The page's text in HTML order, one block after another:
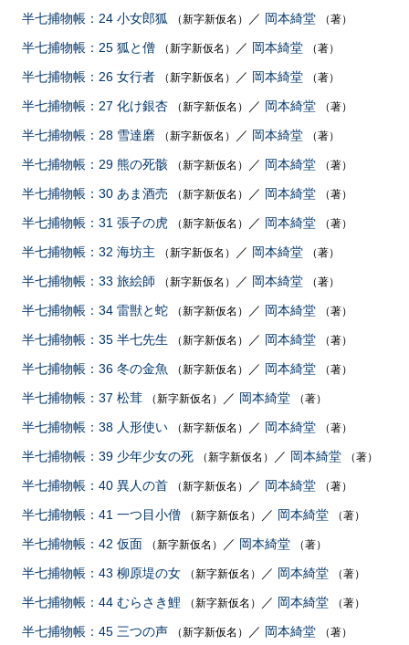
半七捕物帳：24 小女郎狐 （新字新仮名） ／ 岡本綺堂 （著）
半七捕物帳：25 狐と僧 （新字新仮名） ／ 岡本綺堂 （著）
半七捕物帳：26 女行者 （新字新仮名） ／ 岡本綺堂 （著）
半七捕物帳：27 化け銀杏 （新字新仮名） ／ 岡本綺堂 （著）
半七捕物帳：28 雪達磨 （新字新仮名） ／ 岡本綺堂 （著）
半七捕物帳：29 熊の死骸 （新字新仮名） ／ 岡本綺堂 （著）
半七捕物帳：30 あま酒売 （新字新仮名） ／ 岡本綺堂 （著）
半七捕物帳：31 張子の虎 （新字新仮名） ／ 岡本綺堂 （著）
半七捕物帳：32 海坊主 （新字新仮名） ／ 岡本綺堂 （著）
半七捕物帳：33 旅絵師 （新字新仮名） ／ 岡本綺堂 （著）
半七捕物帳：34 雷獣と蛇 （新字新仮名） ／ 岡本綺堂 （著）
半七捕物帳：35 半七先生 （新字新仮名） ／ 岡本綺堂 （著）
半七捕物帳：36 冬の金魚 （新字新仮名） ／ 岡本綺堂 （著）
半七捕物帳：37 松茸 （新字新仮名） ／ 岡本綺堂 （著）
半七捕物帳：38 人形使い （新字新仮名） ／ 岡本綺堂 （著）
半七捕物帳：39 少年少女の死 （新字新仮名） ／ 岡本綺堂 （著）
半七捕物帳：40 異人の首 （新字新仮名） ／ 岡本綺堂 （著）
半七捕物帳：41 一つ目小僧 （新字新仮名） ／ 岡本綺堂 （著）
半七捕物帳：42 仮面 （新字新仮名） ／ 岡本綺堂 （著）
半七捕物帳：43 柳原堤の女 （新字新仮名） ／ 岡本綺堂 （著）
半七捕物帳：44 むらさき鯉 （新字新仮名） ／ 岡本綺堂 （著）
半七捕物帳：45 三つの声 （新字新仮名） ／ 岡本綺堂 （著）